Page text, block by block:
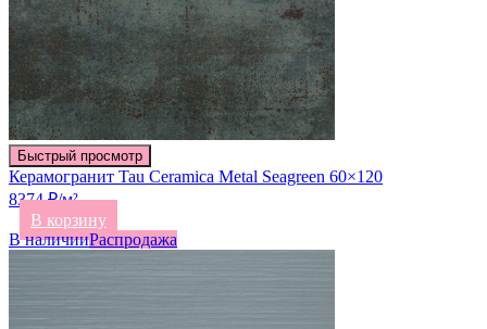
Быстрый просмотр
Керамогранит Tau Ceramica Metal Seagreen 60×120
8374 ₽/м²
В корзину
В наличииРаспродажа